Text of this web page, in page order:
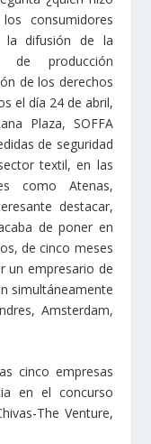
consumidores
la difusión de la
de producción
de los derechos
el día 24 de abril,
Plaza, SOFFA
de seguridad
textil, en las
como Atenas,
destacar,
de poner en
de cinco meses
un empresario de
simultáneamente
Amsterdam,
cinco empresas
en el concurso
The Venture,